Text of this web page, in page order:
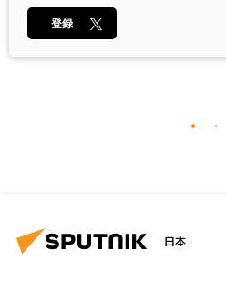
登録
日本